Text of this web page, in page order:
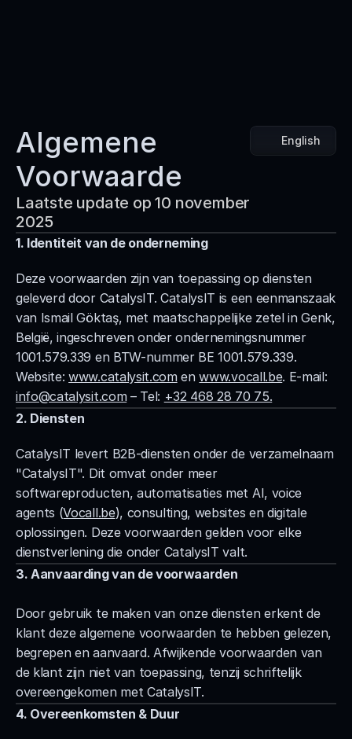
Book Discovery call
Algemene
Voorwaarde
Laatste update op 10 november
2025
English
1. Identiteit van de onderneming
Deze voorwaarden zijn van toepassing op diensten
geleverd door CatalysIT. CatalysIT is een eenmanszaak
van Ismail Göktaş, met maatschappelijke zetel in Genk,
België, ingeschreven onder ondernemingsnummer
1001.579.339 en BTW-nummer BE 1001.579.339.
Website: www.catalysit.com en www.vocall.be
info@catalysit.com – Tel: +32 468 28 70 75.
2. Diensten
CatalysIT levert B2B-diensten onder de verzamelnaam
"CatalysIT". Dit omvat onder meer
softwareproducten, automatisaties met AI, voice
agents (Vocall.be), consulting, websites en digitale
oplossingen. Deze voorwaarden gelden voor elke
dienstverlening die onder CatalysIT valt.
3. Aanvaarding van de voorwaarden
Door gebruik te maken van onze diensten erkent de
klant deze algemene voorwaarden te hebben gelezen,
begrepen en aanvaard. Afwijkende voorwaarden van
de klant zijn niet van toepassing, tenzij schriftelijk
overeengekomen met CatalysIT.
4. Overeenkomsten & Duur